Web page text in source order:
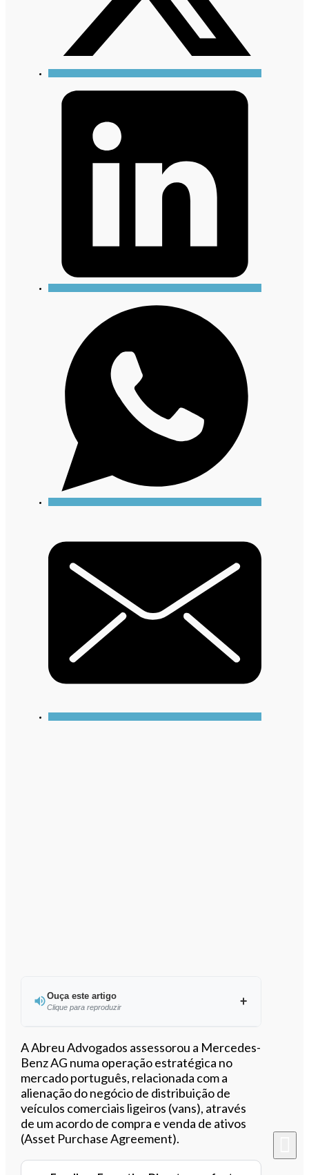
Ouça este artigo
Clique para reproduzir
Ouvir este artigo
A Abreu Advogados assessorou a Mercedes-
Benz AG numa operação estratégica no
mercado português, relacionada com a
alienação do negócio de distribuição de
veículos comerciais ligeiros (vans), através
de um acordo de compra e venda de ativos
(Asset Purchase Agreement).